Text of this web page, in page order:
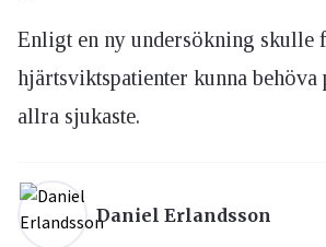
Enligt en ny undersökning skulle
hjärtsviktspatienter kunna behöva
allra sjukaste.
Daniel Erlandsson